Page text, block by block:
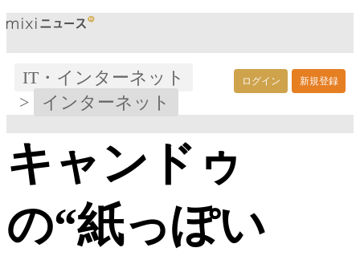
ログイン 新規登録
IT・インターネット
>
インターネット
キャンドゥ
の“紙っぽい